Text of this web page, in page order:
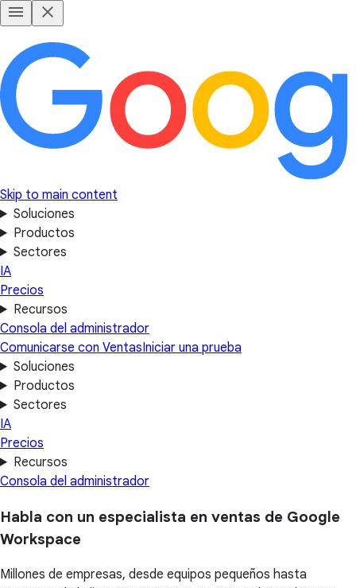
Skip to main content
Soluciones
Productos
Sectores
IA
Precios
Recursos
Consola del administrador
Comunicarse con VentasIniciar una prueba
Soluciones
Productos
Sectores
IA
Precios
Recursos
Consola del administrador
Habla con un especialista en ventas de Google
Workspace
Millones de empresas, desde equipos pequeños hasta